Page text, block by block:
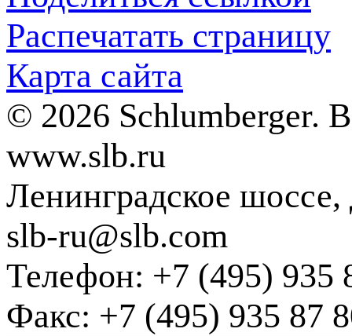
Распечатать страницу
Карта сайта
© 2026 Schlumberger.
www.slb.ru
Ленинградское
slb-ru@slb.com
Телефон: +7 (495) 935
Факс: +7 (495) 935 87